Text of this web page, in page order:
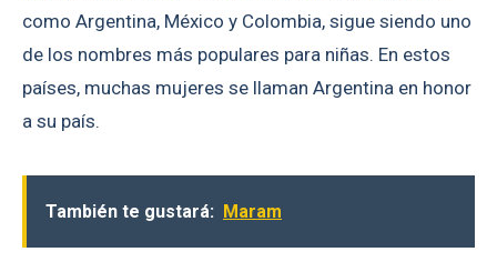
como Argentina, México y Colombia, sigue siendo uno
de los nombres más populares para niñas. En estos
países, muchas mujeres se llaman Argentina en honor
a su país.
También te gustará: Maram